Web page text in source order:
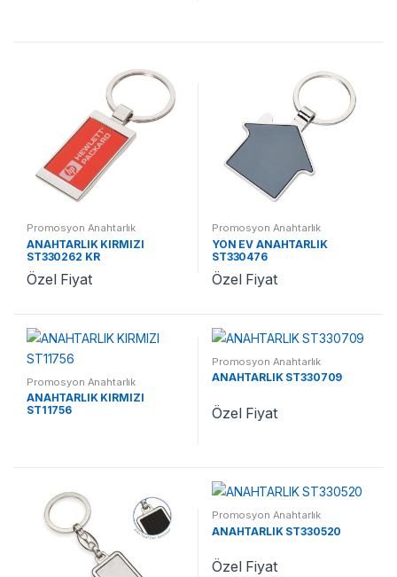
Promosyon Anahtarlık
ANAHTARLIK KIRMIZI
ST330262 KR
Özel Fiyat
Promosyon Anahtarlık
YÖN EV ANAHTARLIK
ST330476
Özel Fiyat
Promosyon Anahtarlık
ANAHTARLIK KIRMIZI
ST11756
Promosyon Anahtarlık
ANAHTARLIK ST330709
Özel Fiyat
Promosyon Anahtarlık
ANAHTARLIK ST330520
Özel Fiyat